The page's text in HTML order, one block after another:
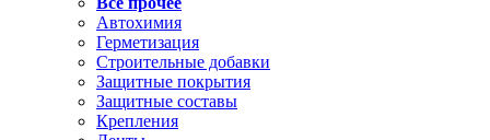
Автохимия
Герметизация
Строительные добавки
Защитные покрытия
Защитные составы
Крепления